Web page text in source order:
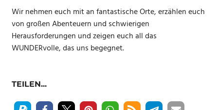
Wir nehmen euch mit an fantastische Orte, erzählen euch
von großen Abenteuern und schwierigen
Herausforderungen und zeigen euch all das
WUNDERvolle, das uns begegnet.
TEILEN...